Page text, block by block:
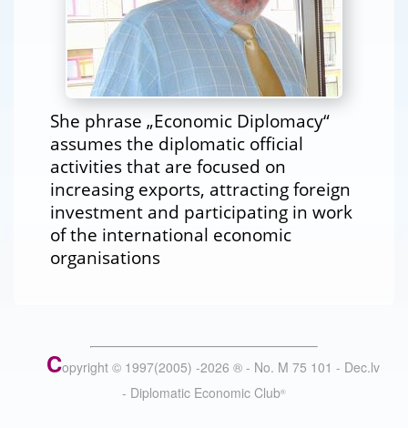
She phrase „Economic Diplomacy“
assumes the diplomatic official
activities that are focused on
increasing exports, attracting foreign
investment and participating in work
of the international economic
organisations
Copyright © 1997(2005) -2026 ® - No. M 75 101 - Dec.lv
- Diplomatic Economic Club®